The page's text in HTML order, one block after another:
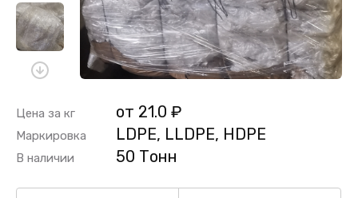
Цена за кг от 21.0 ₽
Маркировка LDPE, LLDPE, HDPE
В наличии 50 Тонн